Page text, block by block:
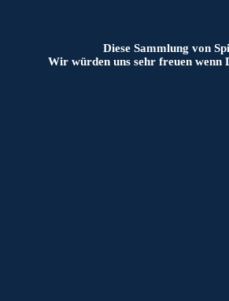
Diese Sammlung von
Wir würden uns sehr freuen wenn